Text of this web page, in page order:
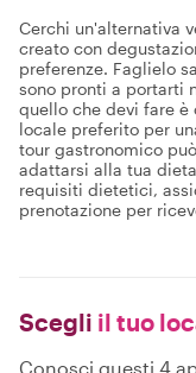
Cerchi un'alternativa
creato con
preferenze. Faglielo
sono pronti a portarti
quello che devi fare
locale preferito per
tour gastronomico
adattarsi alla tua
requisiti dietetici,
prenotazione per
Scegli il tuo
Conosci questi 4